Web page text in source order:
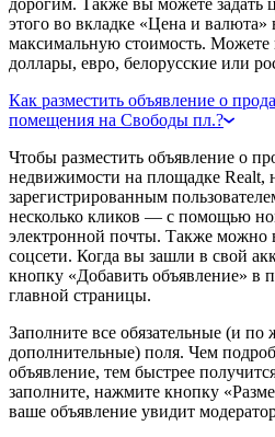
дорогим. Также вы можете задать
этого во вкладке «Цена и
максимальную стоимость.
доллары, евро, белорусские или
Как разместить объявление о
помещения на Свободы пл.?
Чтобы разместить объявление о
недвижимости на площадке Realt,
зарегистрированным
несколько кликов — с помощью
электронной почты. Также можно
соцсети. Когда вы зашли в свой
кнопку «Добавить объявление» в
главной страницы.
Заполните все обязательные (и
дополнительные) поля. Чем
объявление, тем быстрее
заполните, нажмите кнопку
ваше объявление увидит